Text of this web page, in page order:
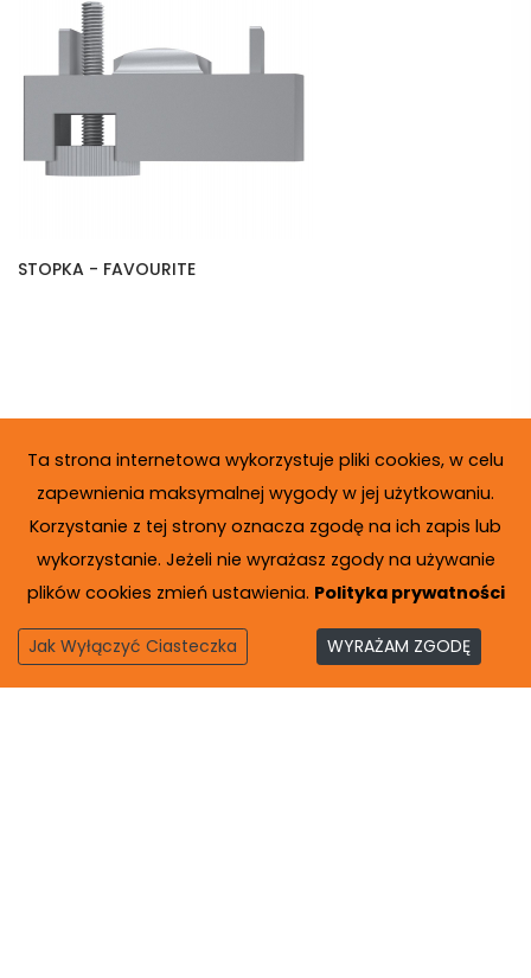
STOPKA - FAVOURITE
Ta strona internetowa wykorzystuje pliki cookies, w celu
zapewnienia maksymalnej wygody w jej użytkowaniu.
Korzystanie z tej strony oznacza zgodę na ich zapis lub
wykorzystanie. Jeżeli nie wyrażasz zgody na używanie
plików cookies zmień ustawienia. Polityka prywatności
Jak Wyłączyć Ciasteczka WYRAŻAM ZGODĘ